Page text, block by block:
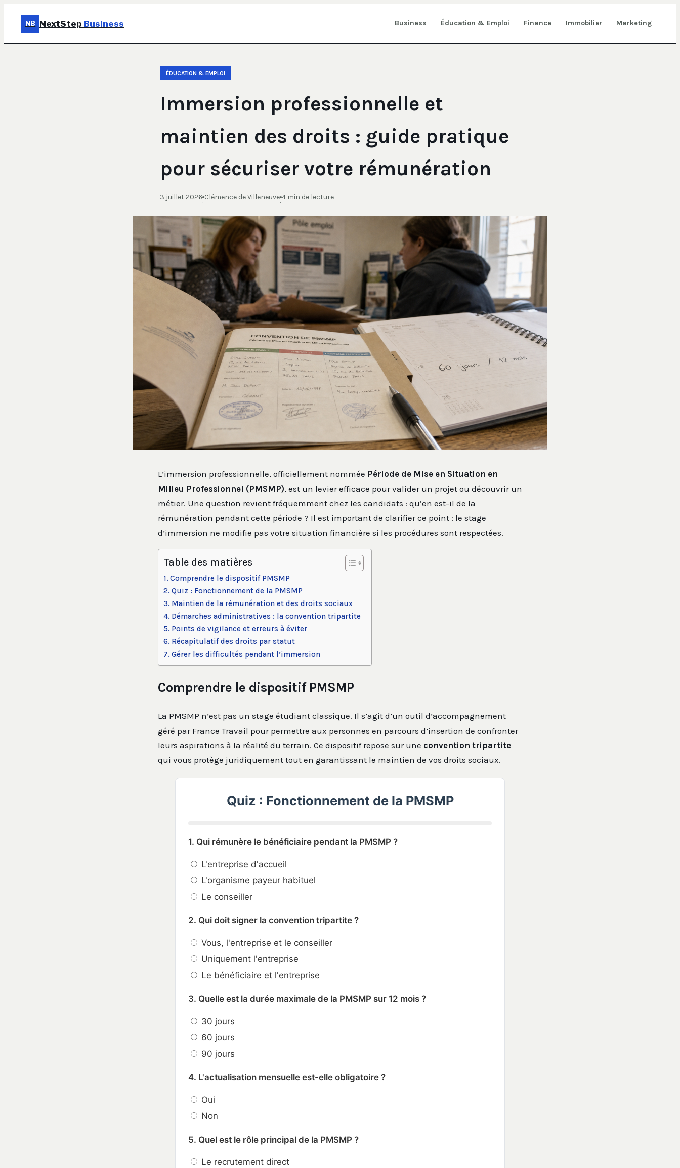
NB NextStep Business Business Éducation & Emploi Finance Immobilier Marketing
ÉDUCATION & EMPLOI
Immersion professionnelle et
maintien des droits : guide pratique
pour sécuriser votre rémunération
3 juillet 2026
·
Clémence de Villeneuve
·
4 min de lecture
L’immersion professionnelle, officiellement nommée Période de Mise en Situation en
Milieu Professionnel (PMSMP), est un levier efficace pour valider un projet ou découvrir un
métier. Une question revient fréquemment chez les candidats : qu’en est-il de la
rémunération pendant cette période ? Il est important de clarifier ce point : le stage
d’immersion ne modifie pas votre situation financière si les procédures sont respectées.
Table des matières
Comprendre le dispositif PMSMP
Quiz : Fonctionnement de la PMSMP
Maintien de la rémunération et des droits sociaux
Démarches administratives : la convention tripartite
Points de vigilance et erreurs à éviter
Récapitulatif des droits par statut
Gérer les difficultés pendant l’immersion
Comprendre le dispositif PMSMP
La PMSMP n’est pas un stage étudiant classique. Il s’agit d’un outil d’accompagnement
géré par France Travail pour permettre aux personnes en parcours d’insertion de confronter
leurs aspirations à la réalité du terrain. Ce dispositif repose sur une convention tripartite
qui vous protège juridiquement tout en garantissant le maintien de vos droits sociaux.
Quiz : Fonctionnement de la PMSMP
1. Qui rémunère le bénéficiaire pendant la PMSMP ?
L'entreprise d'accueil
L'organisme payeur habituel
Le conseiller
2. Qui doit signer la convention tripartite ?
Vous, l'entreprise et le conseiller
Uniquement l'entreprise
Le bénéficiaire et l'entreprise
3. Quelle est la durée maximale de la PMSMP sur 12 mois ?
30 jours
60 jours
90 jours
4. L'actualisation mensuelle est-elle obligatoire ?
Oui
Non
5. Quel est le rôle principal de la PMSMP ?
Le recrutement direct